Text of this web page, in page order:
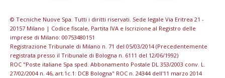
© Tecniche Nuove Spa. Tutti i diritti riservati. Sede legale Via Eritrea 21 -
20157 Milano | Codice fiscale, Partita IVA e Iscrizione al Registro delle
imprese di Milano: 00753480151
Registrazione Tribunale di Milano n. 71 del 05/03/2014 (Precedentemente
registrata presso il Tribunale di Bologna n. 6111 del 12/06/1992)
ROC "Poste italiane Spa sped. Abbonamento Postale DL 353/2003 conv. L.
27/02/2004 n. 46, art.1c.1: DCB Bologna" ROC n. 24344 dell'11 marzo 2014